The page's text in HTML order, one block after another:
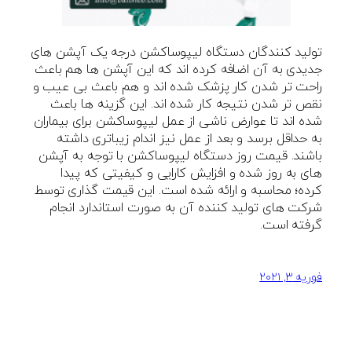
تولید کنندگان دستگاه لیپوساکشن درجه یک آپشن های
جدیدی به آن اضافه کرده اند که این آپشن ها هم باعث
راحت تر شدن کار پزشک شده اند و هم باعث بی عیب و
نقص تر شدن نتیجه کار شده اند. این گزینه ها باعث
شده اند تا عوارض ناشی از عمل لیپوساکشن برای بیماران
به حداقل برسد و بعد از عمل نیز اندام زیباتری داشته
باشند. قیمت روز دستگاه لیپوساکشن با توجه به آپشن
های به روز شده و افزایش کارایی و کیفیتی که پیدا
کرده؛ محاسبه و ارائه شده است. این قیمت گذاری توسط
شرکت های تولید کننده آن به صورت استاندارد انجام
گرفته است.
فوریه ۳, ۲۰۲۱